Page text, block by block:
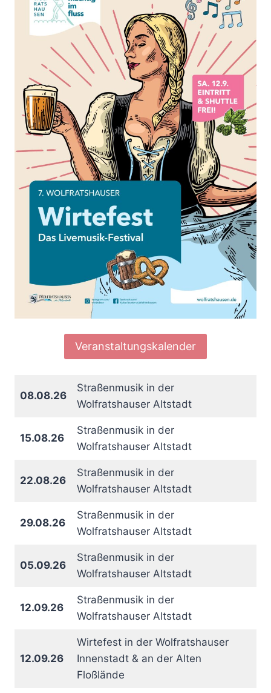
Veranstaltungskalender
08.08.26
Straßenmusik in der
Wolfratshauser Altstadt
15.08.26
Straßenmusik in der
Wolfratshauser Altstadt
22.08.26
Straßenmusik in der
Wolfratshauser Altstadt
29.08.26
Straßenmusik in der
Wolfratshauser Altstadt
05.09.26
Straßenmusik in der
Wolfratshauser Altstadt
12.09.26
Straßenmusik in der
Wolfratshauser Altstadt
12.09.26
Wirtefest in der Wolfratshauser
Innenstadt & an der Alten
Floßlände